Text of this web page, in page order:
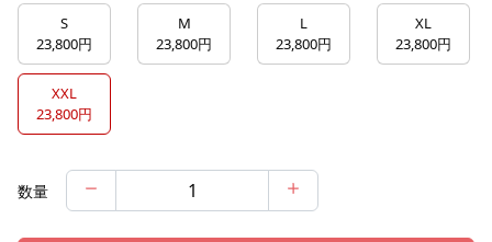
S
23,800円
M
23,800円
L
23,800円
XL
23,800円
XXL
23,800円
数量